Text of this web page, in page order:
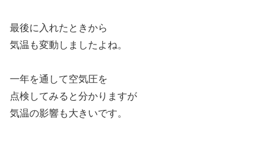
最後に入れたときから
気温も変動しましたよね。
一年を通して空気圧を
点検してみると分かりますが
気温の影響も大きいです。